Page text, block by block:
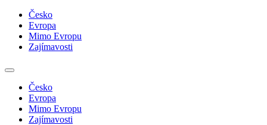
Česko
Evropa
Mimo Evropu
Zajímavosti
Česko
Evropa
Mimo Evropu
Zajímavosti